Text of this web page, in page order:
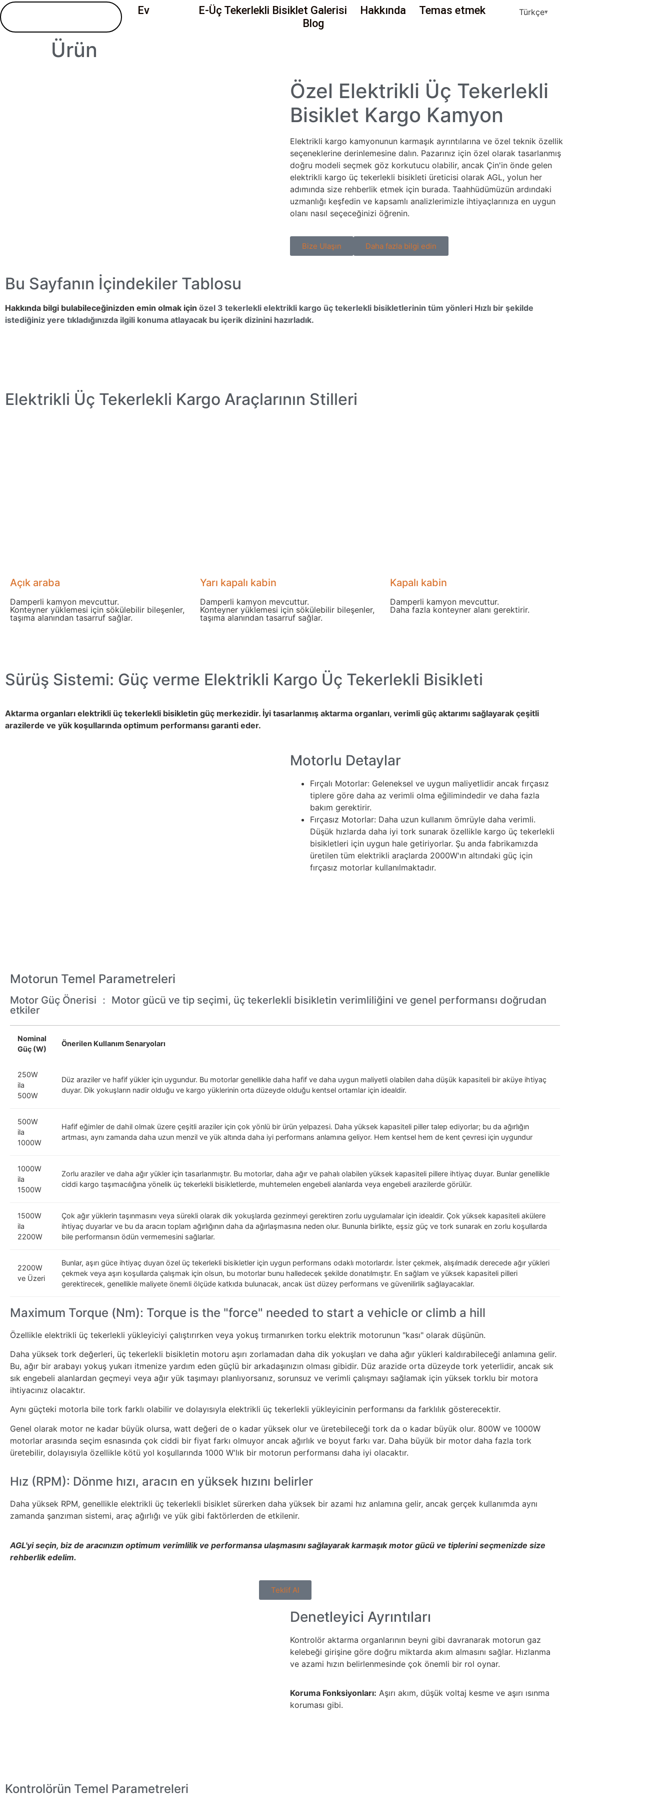
Ev E-Üç Tekerlekli Bisiklet Galerisi Hakkında
Temas etmek
Blog
Türkçe
Ürün
Özel Elektrikli Üç Tekerlekli
Bisiklet Kargo Kamyon
Elektrikli kargo kamyonunun karmaşık ayrıntılarına ve özel teknik özellik
seçeneklerine derinlemesine dalın. Pazarınız için özel olarak tasarlanmış
doğru modeli seçmek göz korkutucu olabilir, ancak Çin'in önde gelen
elektrikli kargo üç tekerlekli bisikleti üreticisi olarak AGL, yolun her
adımında size rehberlik etmek için burada. Taahhüdümüzün ardındaki
uzmanlığı keşfedin ve kapsamlı analizlerimizle ihtiyaçlarınıza en uygun
olanı nasıl seçeceğinizi öğrenin.
Bize Ulaşın Daha fazla bilgi edin
Bu Sayfanın İçindekiler Tablosu
Hakkında bilgi bulabileceğinizden emin olmak için özel 3 tekerlekli elektrikli kargo üç tekerlekli bisikletlerinin tüm yönleri Hızlı bir şekilde
istediğiniz yere tıkladığınızda ilgili konuma atlayacak bu içerik dizinini hazırladık.
Elektrikli Üç Tekerlekli Kargo Araçlarının Stilleri
Açık araba
Damperli kamyon mevcuttur.
Konteyner yüklemesi için sökülebilir bileşenler,
taşıma alanından tasarruf sağlar.
Yarı kapalı kabin
Damperli kamyon mevcuttur.
Konteyner yüklemesi için sökülebilir bileşenler,
taşıma alanından tasarruf sağlar.
Kapalı kabin
Damperli kamyon mevcuttur.
Daha fazla konteyner alanı gerektirir.
Sürüş Sistemi: Güç verme Elektrikli Kargo Üç Tekerlekli Bisikleti
Aktarma organları elektrikli üç tekerlekli bisikletin güç merkezidir. İyi tasarlanmış aktarma organları, verimli güç aktarımı sağlayarak çeşitli
arazilerde ve yük koşullarında optimum performansı garanti eder.
Motorlu Detaylar
Fırçalı Motorlar: Geleneksel ve uygun maliyetlidir ancak fırçasız
tiplere göre daha az verimli olma eğilimindedir ve daha fazla
bakım gerektirir.
Fırçasız Motorlar: Daha uzun kullanım ömrüyle daha verimli.
Düşük hızlarda daha iyi tork sunarak özellikle kargo üç tekerlekli
bisikletleri için uygun hale getiriyorlar. Şu anda fabrikamızda
üretilen tüm elektrikli araçlarda 2000W'ın altındaki güç için
fırçasız motorlar kullanılmaktadır.
Motorun Temel Parametreleri
Motor Güç Önerisi ： Motor gücü ve tip seçimi, üç tekerlekli bisikletin verimliliğini ve genel performansı doğrudan
etkiler
Nominal
Güç (W)
Önerilen Kullanım Senaryoları
250W
ila
500W
Düz araziler ve hafif yükler için uygundur. Bu motorlar genellikle daha hafif ve daha uygun maliyetli olabilen daha düşük kapasiteli bir aküye ihtiyaç
duyar. Dik yokuşların nadir olduğu ve kargo yüklerinin orta düzeyde olduğu kentsel ortamlar için idealdir.
500W
ila
1000W
Hafif eğimler de dahil olmak üzere çeşitli araziler için çok yönlü bir ürün yelpazesi. Daha yüksek kapasiteli piller talep ediyorlar; bu da ağırlığın
artması, aynı zamanda daha uzun menzil ve yük altında daha iyi performans anlamına geliyor. Hem kentsel hem de kent çevresi için uygundur
1000W
ila
1500W
Zorlu araziler ve daha ağır yükler için tasarlanmıştır. Bu motorlar, daha ağır ve pahalı olabilen yüksek kapasiteli pillere ihtiyaç duyar. Bunlar genellikle
ciddi kargo taşımacılığına yönelik üç tekerlekli bisikletlerde, muhtemelen engebeli alanlarda veya engebeli arazilerde görülür.
1500W
ila
2200W
Çok ağır yüklerin taşınmasını veya sürekli olarak dik yokuşlarda gezinmeyi gerektiren zorlu uygulamalar için idealdir. Çok yüksek kapasiteli akülere
ihtiyaç duyarlar ve bu da aracın toplam ağırlığının daha da ağırlaşmasına neden olur. Bununla birlikte, eşsiz güç ve tork sunarak en zorlu koşullarda
bile performansın ödün vermemesini sağlarlar.
2200W
ve Üzeri
Bunlar, aşırı güce ihtiyaç duyan özel üç tekerlekli bisikletler için uygun performans odaklı motorlardır. İster çekmek, alışılmadık derecede ağır yükleri
çekmek veya aşırı koşullarda çalışmak için olsun, bu motorlar bunu halledecek şekilde donatılmıştır. En sağlam ve yüksek kapasiteli pilleri
gerektirecek, genellikle maliyete önemli ölçüde katkıda bulunacak, ancak üst düzey performans ve güvenilirlik sağlayacaklar.
Maximum Torque (Nm): Torque is the "force" needed to start a vehicle or climb a hill
Özellikle elektrikli üç tekerlekli yükleyiciyi çalıştırırken veya yokuş tırmanırken torku elektrik motorunun "kası" olarak düşünün.
Daha yüksek tork değerleri, üç tekerlekli bisikletin motoru aşırı zorlamadan daha dik yokuşları ve daha ağır yükleri kaldırabileceği anlamına gelir.
Bu, ağır bir arabayı yokuş yukarı itmenize yardım eden güçlü bir arkadaşınızın olması gibidir. Düz arazide orta düzeyde tork yeterlidir, ancak sık
sık engebeli alanlardan geçmeyi veya ağır yük taşımayı planlıyorsanız, sorunsuz ve verimli çalışmayı sağlamak için yüksek torklu bir motora
ihtiyacınız olacaktır.
Aynı güçteki motorla bile tork farklı olabilir ve dolayısıyla elektrikli üç tekerlekli yükleyicinin performansı da farklılık gösterecektir.
Genel olarak motor ne kadar büyük olursa, watt değeri de o kadar yüksek olur ve üretebileceği tork da o kadar büyük olur. 800W ve 1000W
motorlar arasında seçim esnasında çok ciddi bir fiyat farkı olmuyor ancak ağırlık ve boyut farkı var. Daha büyük bir motor daha fazla tork
üretebilir, dolayısıyla özellikle kötü yol koşullarında 1000 W'lık bir motorun performansı daha iyi olacaktır.
Hız (RPM): Dönme hızı, aracın en yüksek hızını belirler
Daha yüksek RPM, genellikle elektrikli üç tekerlekli bisiklet sürerken daha yüksek bir azami hız anlamına gelir, ancak gerçek kullanımda aynı
zamanda şanzıman sistemi, araç ağırlığı ve yük gibi faktörlerden de etkilenir.
AGL'yi seçin, biz de aracınızın optimum verimlilik ve performansa ulaşmasını sağlayarak karmaşık motor gücü ve tiplerini seçmenizde size
rehberlik edelim.
Teklif Al
Denetleyici Ayrıntıları
Kontrolör aktarma organlarının beyni gibi davranarak motorun gaz
kelebeği girişine göre doğru miktarda akım almasını sağlar. Hızlanma
ve azami hızın belirlenmesinde çok önemli bir rol oynar.
Koruma Fonksiyonları: Aşırı akım, düşük voltaj kesme ve aşırı ısınma
koruması gibi.
Kontrolörün Temel Parametreleri